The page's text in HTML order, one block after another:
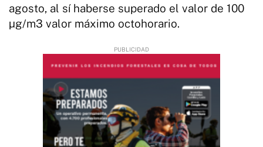
agosto, al sí haberse superado el valor de 100
µg/m3 valor máximo octohorario.